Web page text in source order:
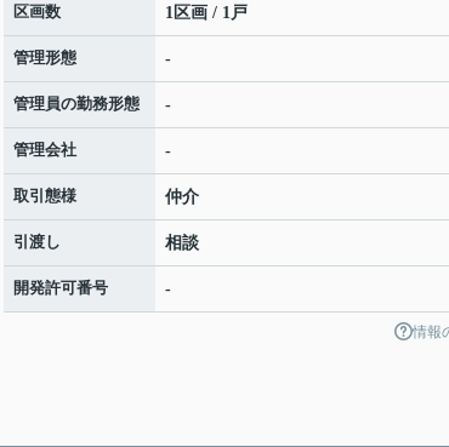
区画数 1区画 / 1戸
管理形態 -
管理員の勤務形態 -
管理会社 -
取引態様 仲介
引渡し 相談
開発許可番号 -
情報